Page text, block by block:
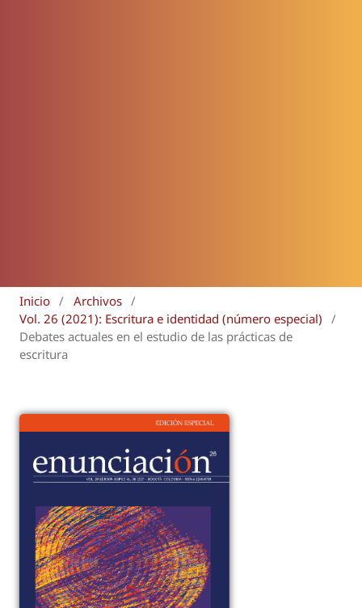
Inicio / Archivos /
Vol. 26 (2021): Escritura e identidad (número especial)
/
Debates actuales en el estudio de las prácticas de
escritura